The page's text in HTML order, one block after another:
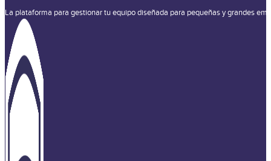
La plataforma para gestionar tu equipo diseñada para pequeñas y grandes